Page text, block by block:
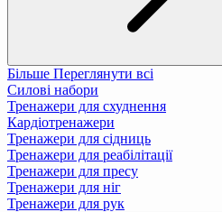
Більше Переглянути всі
Силові набори
Тренажери для схуднення
Кардіотренажери
Тренажери для сідниць
Тренажери для реабілітації
Тренажери для пресу
Тренажери для ніг
Тренажери для рук